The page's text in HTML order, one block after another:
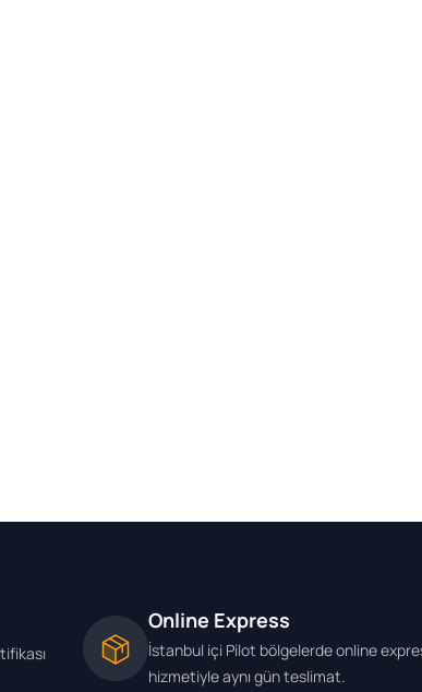
Online Express
İstanbul içi Pilot bölgelerde online
hizmetiyle aynı gün teslimat.